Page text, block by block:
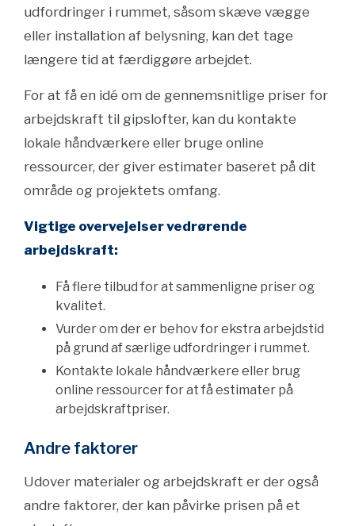
udfordringer i rummet, såsom skæve vægge
eller installation af belysning, kan det tage
længere tid at færdiggøre arbejdet.
For at få en idé om de gennemsnitlige priser for
arbejdskraft til gipslofter, kan du kontakte
lokale håndværkere eller bruge online
ressourcer, der giver estimater baseret på dit
område og projektets omfang.
Vigtige overvejelser vedrørende
arbejdskraft:
Få flere tilbud for at sammenligne priser og
kvalitet.
Vurder om der er behov for ekstra arbejdstid
på grund af særlige udfordringer i rummet.
Kontakte lokale håndværkere eller brug
online ressourcer for at få estimater på
arbejdskraftpriser.
Andre faktorer
Udover materialer og arbejdskraft er der også
andre faktorer, der kan påvirke prisen på et